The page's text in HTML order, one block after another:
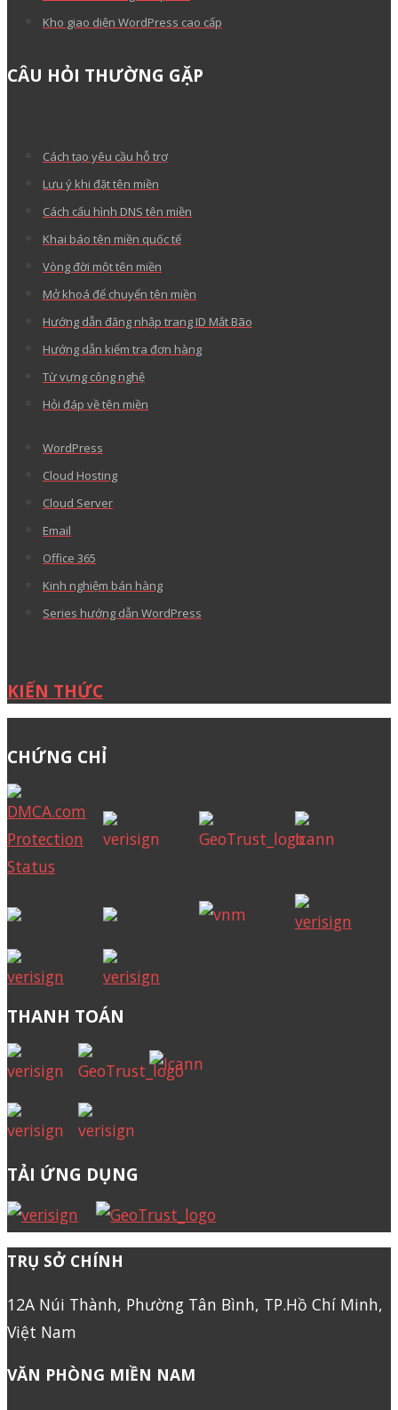
Kho giao diện WordPress cao cấp
CÂU HỎI THƯỜNG GẶP
Cách tạo yêu cầu hỗ trợ
Lưu ý khi đặt tên miền
Cách cấu hình DNS tên miền
Khai báo tên miền quốc tế
Vòng đời một tên miền
Mở khoá để chuyển tên miền
Hướng dẫn đăng nhập trang ID Mắt Bão
Hướng dẫn kiểm tra đơn hàng
Từ vựng công nghệ
Hỏi đáp về tên miền
WordPress
Cloud Hosting
Cloud Server
Email
Office 365
Kinh nghiệm bán hàng
Series hướng dẫn WordPress
KIẾN THỨC
CHỨNG CHỈ
THANH TOÁN
TẢI ỨNG DỤNG
TRỤ SỞ CHÍNH
12A Núi Thành, Phường Tân Bình, TP.Hồ Chí Minh,
Việt Nam
VĂN PHÒNG MIỀN NAM